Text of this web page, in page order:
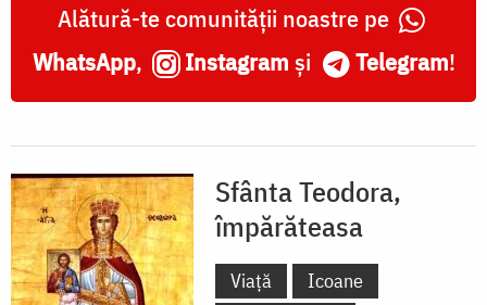
Alătură-te comunității noastre pe
WhatsApp, Instagram și Telegram!
Sfânta Teodora,
împărăteasa
Viață
Icoane